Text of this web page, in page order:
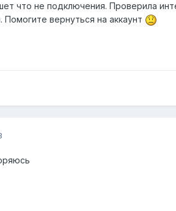
что не подключения. Проверила
Помогите вернуться на аккаунт